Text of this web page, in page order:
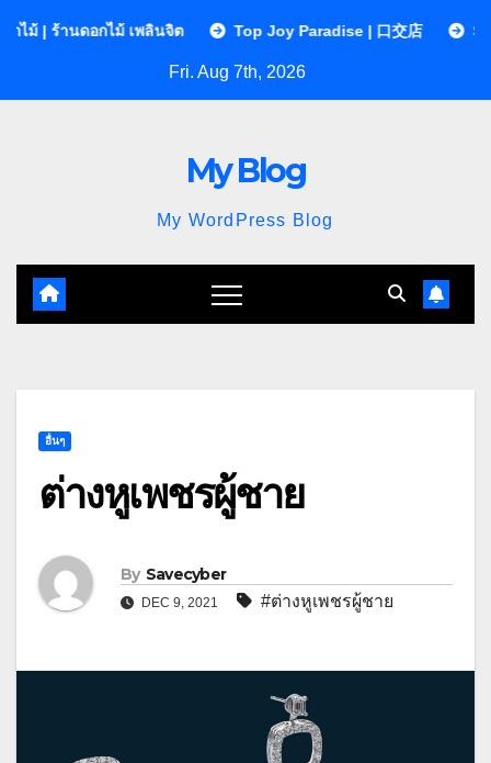
ม้ เพลินจิต Top Joy Paradise | 口交店 Sequences
Fri. Aug 7th, 2026
My Blog
My WordPress Blog
อื่นๆ
ต่างหูเพชรผู้ชาย
By Savecyber
DEC 9, 2021 #ต่างหูเพชรผู้ชาย